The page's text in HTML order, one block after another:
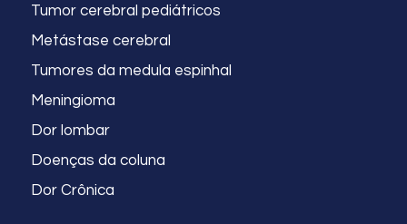
Tumor cerebral pediátricos
Metástase cerebral
Tumores da medula espinhal
Meningioma
Dor lombar
Doenças da coluna
Dor Crônica